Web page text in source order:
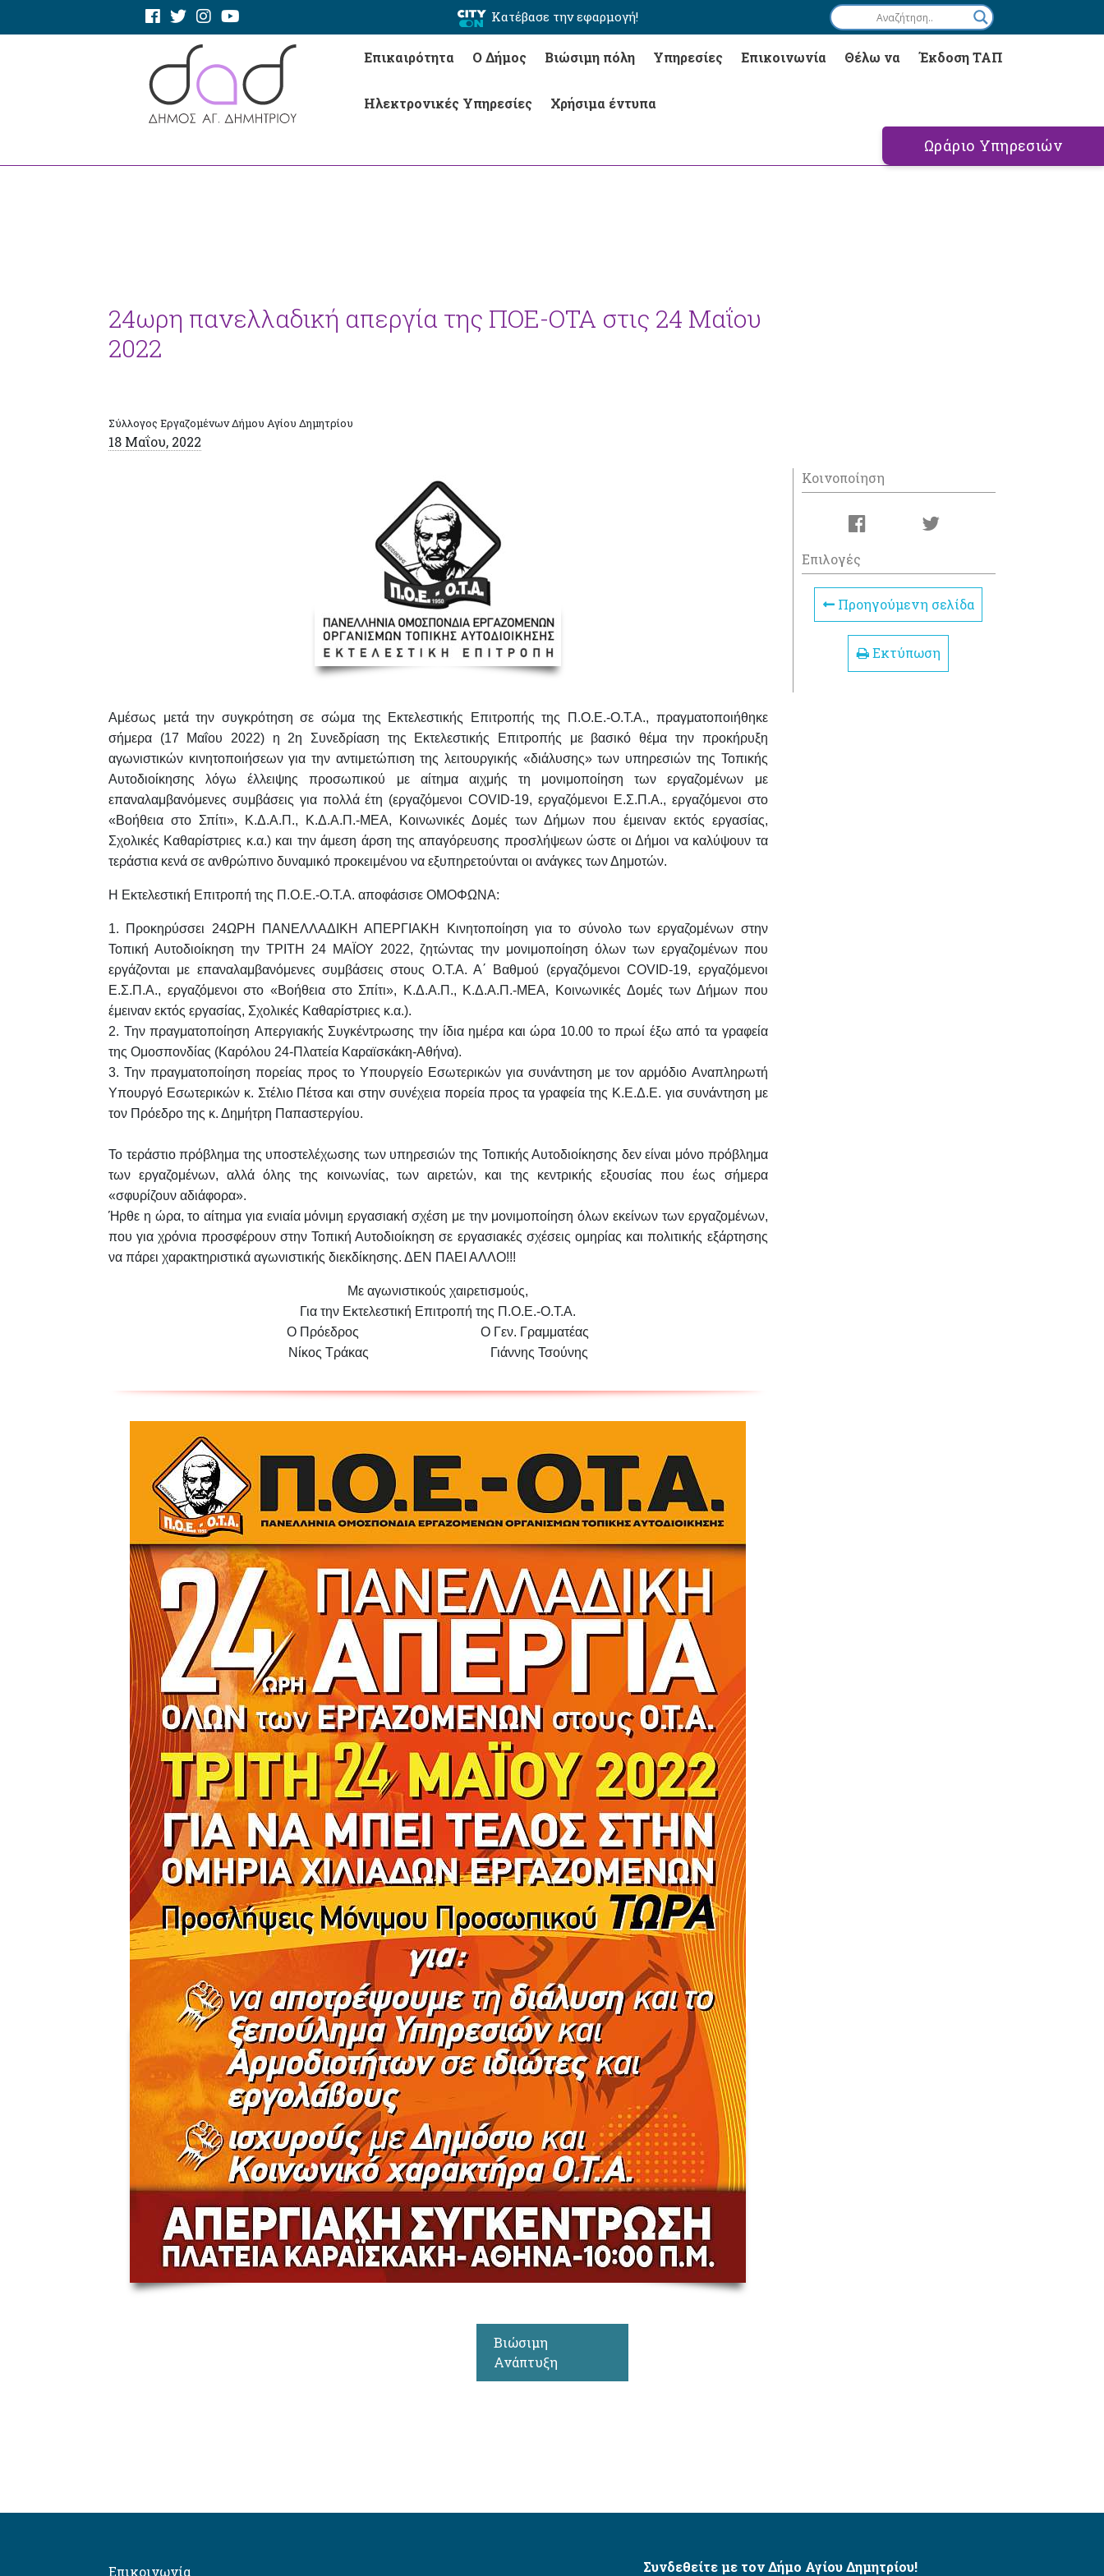
Κατέβασε την εφαρμογή!
Επικαιρότητα Ο Δήμος Βιώσιμη πόλη Υπηρεσίες Επικοινωνία Θέλω να Έκδοση ΤΑΠ
Ηλεκτρονικές Υπηρεσίες Χρήσιμα έντυπα
Ωράριο Υπηρεσιών
24ωρη πανελλαδική απεργία της ΠΟΕ-ΟΤΑ στις 24 Μαΐου
2022
Σύλλογος Εργαζομένων Δήμου Αγίου Δημητρίου
18 Μαΐου, 2022
Αμέσως μετά την συγκρότηση σε σώμα της Εκτελεστικής Επιτροπής της
Π.Ο.Ε.-Ο.Τ.Α., πραγματοποιήθηκε
σήμερα (17 Μαΐου 2022) η 2η Συνεδρίαση της Εκτελεστικής Επιτροπής με βασικό θέμα την προκήρυξη
αγωνιστικών κινητοποιήσεωνγια την αντιμετώπιση της λειτουργικής «διάλυσης» των υπηρεσιών της Τοπικής
Αυτοδιοίκησης λόγω έλλειψης προσωπικού με αίτημα αιχμής τη μονιμοποίηση των εργαζομένων με
επαναλαμβανόμενες συμβάσεις για πολλά έτη (εργαζόμενοι COVID-19, εργαζόμενοι Ε.Σ.Π.Α., εργαζόμενοι στο
«Βοήθεια στο Σπίτι», Κ.Δ.Α.Π., Κ.Δ.Α.Π.-ΜΕΑ, Κοινωνικές Δομές των Δήμων που έμειναν εκτός εργασίας,
Σχολικές Καθαρίστριες κ.α.) και την άμεση άρση τηςαπαγόρευσης προσλήψεων ώστε οι Δήμοι να καλύψουν τα
τεράστια κενά σε ανθρώπινο δυναμικό προκειμένου να εξυπηρετούνται οι ανάγκες των Δημοτών.
Η Εκτελεστική Επιτροπή της Π.Ο.Ε.-Ο.Τ.Α. αποφάσισε ΟΜΟΦΩΝΑ:
1. Προκηρύσσει 24ΩΡΗ ΠΑΝΕΛΛΑΔΙΚΗ ΑΠΕΡΓΙΑΚΗ Κινητοποίηση γιατο σύνολο των εργαζομένων στην
Τοπική Αυτοδιοίκηση την ΤΡΙΤΗ 24 ΜΑΪΟΥ 2022, ζητώντας την μονιμοποίηση όλων των εργαζομένων που
εργάζονται με επαναλαμβανόμενες συμβάσεις στους Ο.Τ.Α. Α΄ Βαθμού (εργαζόμενοι COVID-19, εργαζόμενοι
Ε.Σ.Π.Α., εργαζόμενοι στο «Βοήθεια στο Σπίτι», Κ.Δ.Α.Π., Κ.Δ.Α.Π.-ΜΕΑ, Κοινωνικές Δομές των Δήμων που
έμειναν εκτός εργασίας, Σχολικές Καθαρίστριες κ.α.).
2. Την πραγματοποίηση Απεργιακής Συγκέντρωσης την ίδια ημέρα και ώρα 10.00 το πρωί έξω από τα γραφεία
της Ομοσπονδίας (Καρόλου 24-Πλατεία Καραϊσκάκη-Αθήνα).
3. Την πραγματοποίηση πορείας προς το Υπουργείο Εσωτερικών γιασυνάντηση με τον αρμόδιο Αναπληρωτή
Υπουργό Εσωτερικών κ. Στέλιο Πέτσα και στην συνέχεια πορεία προς τα γραφεία της Κ.Ε.Δ.Ε. για συνάντηση με
τον Πρόεδρο της κ. Δημήτρη Παπαστεργίου.
Το τεράστιο πρόβλημα της υποστελέχωσης των υπηρεσιών της ΤοπικήςΑυτοδιοίκησης δεν είναι μόνο πρόβλημα
των εργαζομένων, αλλά όλης της κοινωνίας, των αιρετών, και της κεντρικής εξουσίας που έως σήμερα
«σφυρίζουν αδιάφορα».
Ήρθε η ώρα,το αίτημα για ενιαία μόνιμη εργασιακή σχέση με την μονιμοποίηση όλων εκείνων των εργαζομένων,
που για χρόνια προσφέρουν στην Τοπική Αυτοδιοίκηση σε εργασιακές σχέσεις ομηρίας και πολιτικής εξάρτησης
να πάρει χαρακτηριστικά αγωνιστικής διεκδίκησης. ΔΕΝ ΠΑΕΙ ΑΛΛΟ!!!
Με αγωνιστικούς χαιρετισμούς,
Για την Εκτελεστική Επιτροπή της Π.Ο.Ε.-Ο.Τ.Α.
Ο Πρόεδρος Ο Γεν. Γραμματέας
Νίκος Τράκας Γιάννης Τσούνης
Κοινοποίηση
Επιλογές
Προηγούμενη σελίδα
Εκτύπωση
Βιώσιμη
Ανάπτυξη
Επικοινωνία Συνδεθείτε με τον Δήμο Αγίου Δημητρίου!